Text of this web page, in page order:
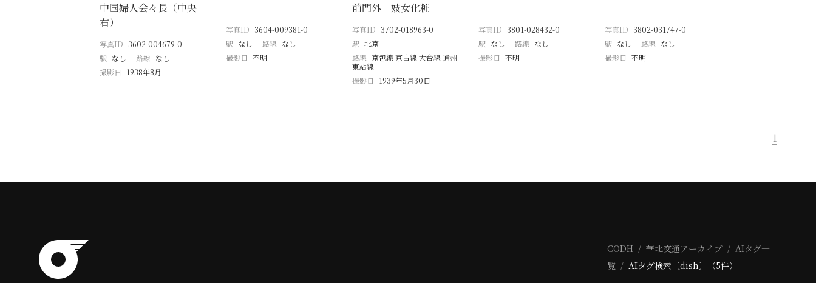
中国婦人会々長（中央
右）
写真ID 3602-004679-0
駅 なし 路線 なし
撮影日
1938年8月
−
写真ID 3604-009381-0
駅 なし 路線 なし
撮影日 不明
前門外 妓女化粧
写真ID 3702-018963-0
駅 北京
路線 京包線 京古線 大台線 通州
東站線
撮影日
1939年5月30日
−
写真ID 3801-028432-0
駅 なし 路線 なし
撮影日 不明
−
写真ID 3802-031747-0
駅 なし 路線 なし
撮影日 不明
1
CODH 華北交通アーカイブ
AIタグ一
覧
AIタグ検索〔dish〕（5件）